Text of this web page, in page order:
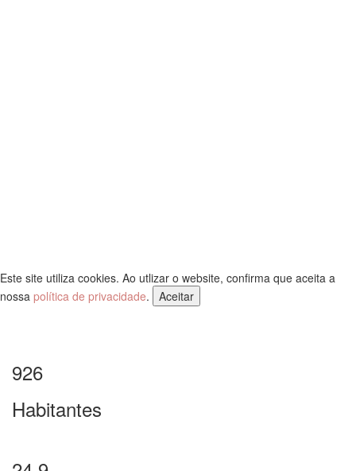
Este site utiliza cookies. Ao utlizar o website, confirma que aceita a
nossa política de privacidade. Aceitar
926
Habitantes